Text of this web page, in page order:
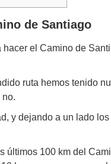
de Santiago
el Camino de
ruta hemos tenido
no.
y dejando a un lado
últimos 100 km del